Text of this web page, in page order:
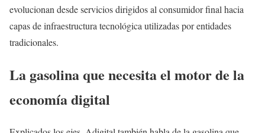
evolucionan desde servicios dirigidos al consumidor final hacia
capas de infraestructura tecnológica utilizadas por entidades
tradicionales.
La gasolina que necesita el motor de la
economía digital